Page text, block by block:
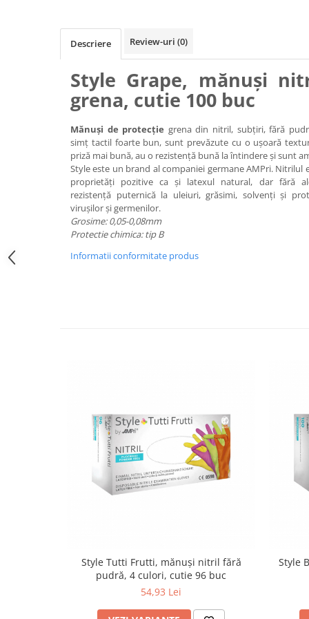
Descriere Review-uri (0)
Style Grape, mănuși
grena, cutie 100 buc
Mănuși de protecție grena din nitril, subțiri, fără
simț tactil foarte bun, sunt prevăzute cu o ușoară
priză mai bună, au o rezistență bună la întindere și sunt
Style este un brand al companiei germane AMPri.
proprietăți pozitive ca și latexul natural, dar fără
rezistență puternică la uleiuri, grăsimi, solvenți și
virușilor și germenilor.
Grosime: 0,05-0,08mm
Protectie chimica: tip B
Informatii conformitate produs
Style Tutti Frutti, mănuși nitril fără
pudră, 4 culori, cutie 96 buc
54,93 Lei
Style